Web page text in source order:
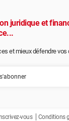
juridique et
et mieux défendre
vous Conditions